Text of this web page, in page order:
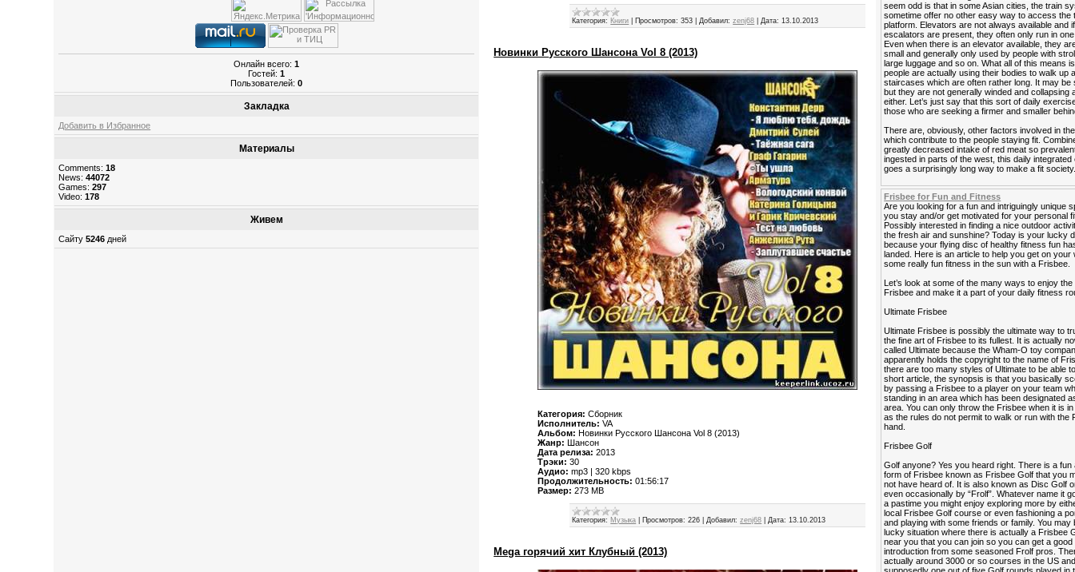
Онлайн всего:1
Гостей:1
Пользователей:0
Закладка
Добавить в Избранное
Материалы
Comments:18
News:44072
Games:297
Video:178
Живем
Сайту5246 дней
Категория: Книги Просмотров: 353 |Добавил: zenj68 |Дата: 13.10.2013
Новинки Русского Шансона Vol 8 (2013)
Категория:Сборник
Исполнитель:VA
Альбом: Новинки Русского Шансона Vol 8 (2013)
Жанр:
Шансон
Дата релиза:2013
Трэки: 30
Аудио: mp3 | 320 kbps
Продолжительность: 01:56:17
Размер: 273 MB
Категория: Музыка Просмотров: 226 |Добавил: zenj68 |Дата: 13.10.2013
Mega горячий хит Клубный (2013)
seem odd is that in some Asian cities, the train
sometime offer no other easy way to access the
platform. Elevators are not always available and if
escalators are present, they often only run in
Even when there is an elevator available, they
small and generally only used by people with
large luggage and so on. What all of this means
people are actually using their bodies to walk up
staircases which are often rather long. It may be
but they are not generally winded and collapsing
either. Let’s just say that this sort of daily
those who are seeking a firmer and smaller
There are, obviously, other factors involved in
which contribute to the people staying fit.
greatly decreased intake of red meat so
ingested in parts of the west, this daily integrated
goes a surprisingly long way to make a fit
Frisbee for Fun and Fitness
Are you looking for a fun and intriguingly unique
you stay and/or get motivated for your personal
Possibly interested in finding a nice outdoor
the fresh air and sunshine? Today is your lucky
because your flying disc of healthy fitness fun
landed. Here is an article to help you get on your
some really fun fitness in the sun with a Frisbee.
Let’s look at some of the many ways to enjoy the
Frisbee and make it a part of your daily fitness
Ultimate Frisbee
Ultimate Frisbee is possibly the ultimate way to
the fine art of Frisbee to its fullest. It is actually
called Ultimate because the Wham-O toy
apparently holds the copyright to the name of
there are too many styles of Ultimate to be able
short article, the synopsis is that you basically
by passing a Frisbee to a player on your team
standing in an area which has been designated
area. You can only throw the Frisbee when it is
as the rules do not permit to walk or run with the
hand.
Frisbee Golf
Golf anyone? Yes you heard right. There is a fun
form of Frisbee known as Frisbee Golf that you
not have heard of. It is also known as Disc Golf
even occasionally by “Frolf”. Whatever name it
a pastime you might enjoy exploring more by
local Frisbee Golf course or even fashioning a
and playing with some friends or family. You may
lucky situation where there is actually a Frisbee
near you that you can join so you can get a good
introduction from some seasoned Frolf pros.
actually around 3000 or so courses in the US